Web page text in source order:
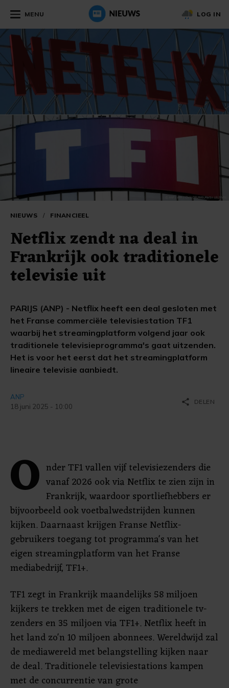
MENU LOG IN
NIEUWS / FINANCIEEL
Netflix zendt na deal in
Frankrijk ook traditionele
televisie uit
PARIJS (ANP) - Netflix heeft een deal gesloten met
het Franse commerciële televisiestation TF1
waarbij het streamingplatform volgend jaar ook
traditionele televisieprogramma's gaat uitzenden.
Het is voor het eerst dat het streamingplatform
lineaire televisie aanbiedt.
ANP
18 juni 2025 - 10:00
share DELEN
O nder TF1 vallen vijf televisiezenders die
vanaf 2026 ook via Netflix te zien zijn in
Frankrijk, waardoor sportliefhebbers er
bijvoorbeeld ook voetbalwedstrijden kunnen
kijken. Daarnaast krijgen Franse Netflix-
gebruikers toegang tot programma's van het
eigen streamingplatform van het Franse
mediabedrijf, TF1+.
TF1 zegt in Frankrijk maandelijks 58 miljoen
kijkers te trekken met de eigen traditionele tv-
zenders en 35 miljoen via TF1+. Netflix heeft in
het land zo'n 10 miljoen abonnees. Wereldwijd zal
de mediawereld met belangstelling kijken naar
de deal. Traditionele televisiestations kampen
met de concurrentie van grote